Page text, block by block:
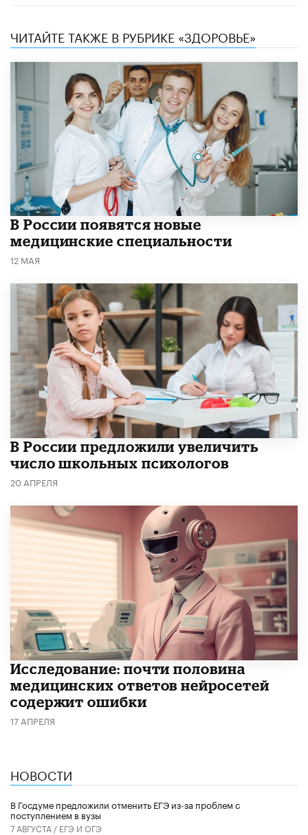
ЧИТАЙТЕ ТАКЖЕ В РУБРИКЕ «ЗДОРОВЬЕ»
В России появятся новые
медицинские специальности
12 МАЯ
В России предложили увеличить
число школьных психологов
20 АПРЕЛЯ
Исследование: почти половина
медицинских ответов нейросетей
содержит ошибки
17 АПРЕЛЯ
НОВОСТИ
В Госдуме предложили отменить ЕГЭ из-за проблем с
поступлением в вузы
7 АВГУСТА / ЕГЭ И ОГЭ